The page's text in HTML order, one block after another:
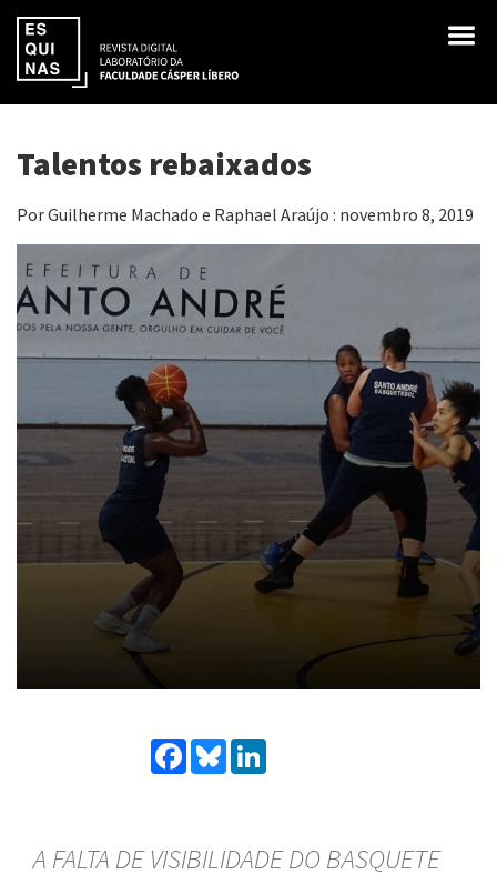
Talentos rebaixados
Por Guilherme Machado e Raphael Araújo : novembro 8, 2019
Facebook
Bluesky
A FALTA DE VISIBILIDADE DO BASQUETE